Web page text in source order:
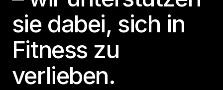
sie dabei, sich in
Fitness zu
verlieben.